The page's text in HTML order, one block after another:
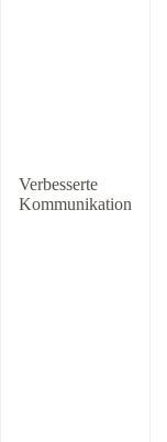
Verbesserte
Kommunikation